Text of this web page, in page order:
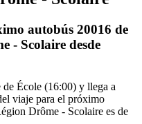
autobús 20016 de
- Scolaire desde
École (16:00) y llega a
viaje para el próximo
Drôme - Scolaire es de